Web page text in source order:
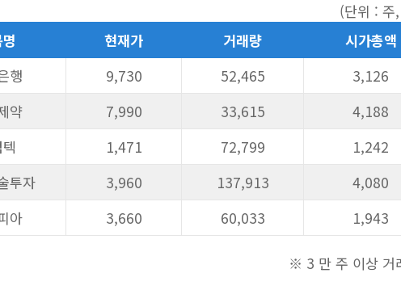
(단위 : 주
현재가 거래량
시가총액
행 9,730 52,465
3,126
약 7,990 33,615
4,188
1,471 72,799
1,242
투자 3,960 137,913
4,080
아 3,660 60,033 1,943
※ 3 만 주 이상 거